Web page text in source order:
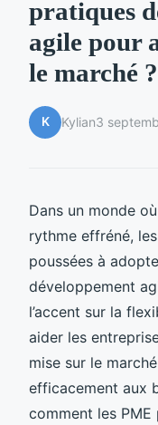
pratiques
agile pour
le marché ?
K Kylian3
Dans un monde
rythme effréné,
poussées à
développement
l’accent sur la
aider les
mise sur le
efficacement aux
comment les